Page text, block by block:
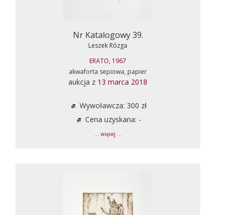
Nr Katalogowy 39.
Leszek Rózga
ERATO, 1967
akwaforta sepiowa, papier
aukcja z 13 marca 2018
Wywoławcza: 300 zł
Cena uzyskana: -
... więcej ...